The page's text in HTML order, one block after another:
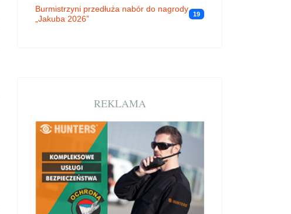
Burmistrzyni przedłuża nabór do nagrody
„Jakuba 2026”
19
REKLAMA